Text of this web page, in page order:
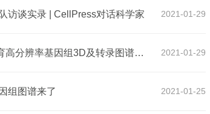
2021-01-29
访谈实录 | CellPress对话科学家
2021-01-29
Cell一作亲临解读 | 北大谢晓亮团队绘制大脑发育高分辨率基因组3D及转录图谱，附专家点评
2021-01-25
组图谱来了